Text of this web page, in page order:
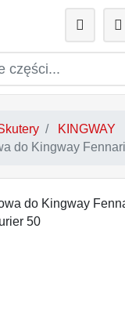
KINGWAY
do Kingway